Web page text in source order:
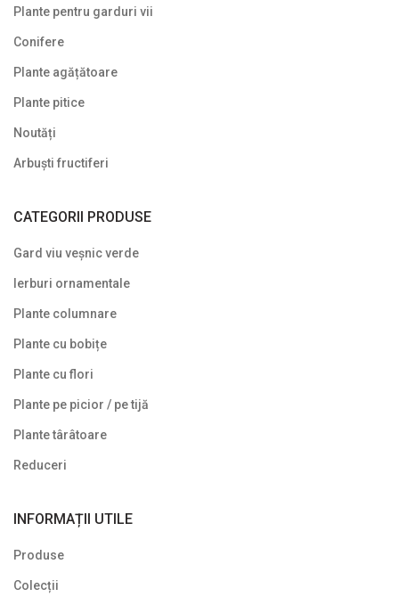
Plante pentru garduri vii
Conifere
Plante agățătoare
Plante pitice
Noutăți
Arbuști fructiferi
CATEGORII PRODUSE
Gard viu veșnic verde
Ierburi ornamentale
Plante columnare
Plante cu bobițe
Plante cu flori
Plante pe picior / pe tijă
Plante târâtoare
Reduceri
INFORMAȚII UTILE
Produse
Colecții